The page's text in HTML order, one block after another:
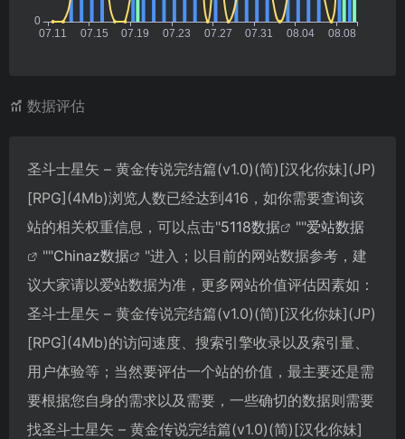
数据评估
圣斗士星矢 – 黄金传说完结篇(v1.0)(简)[汉化你妹](JP)
[RPG](4Mb)浏览人数已经达到416，如你需要查询该
站的相关权重信息，可以点击"5118数据 ""爱站数据
""Chinaz数据
"进入；以目前的网站数据参考，建
议大家请以爱站数据为准，更多网站价值评估因素如：
圣斗士星矢 – 黄金传说完结篇(v1.0)(简)[汉化你妹](JP)
[RPG](4Mb)的访问速度、搜索引擎收录以及索引量、
用户体验等；当然要评估一个站的价值，最主要还是需
要根据您自身的需求以及需要，一些确切的数据则需要
找圣斗士星矢 – 黄金传说完结篇(v1.0)(简)[汉化你妹]